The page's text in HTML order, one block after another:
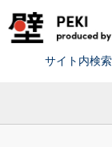
サイト内検索